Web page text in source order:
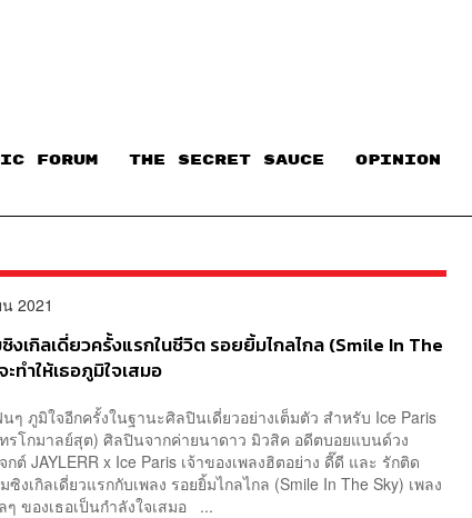
FORUM THE SECRET SAUCE​ OPINION
2021
งเกิลเดี่ยวครั้งแรกในชีวิต รอยยิ้มไกลไกล (Smile In The
ำให้เธอภูมิใจเสมอ
ๆ ภูมิใจอีกครั้งในฐานะศิลปินเดี่ยวอย่างเต็มตัว สำหรับ Ice Paris
รโกมาลย์สุต) ศิลปินจากค่ายนาดาว มิวสิค อดีตบอยแบนด์วง
กต์ JAYLERR x Ice Paris เจ้าของเพลงฮิตอย่าง ดี๊ดี และ รักติด
ซิงเกิลเดี่ยวแรกกับเพลง รอยยิ้มไกลไกล (Smile In The Sky) เพลง
ๆ ของเธอเป็นกำลังใจเสมอ ...